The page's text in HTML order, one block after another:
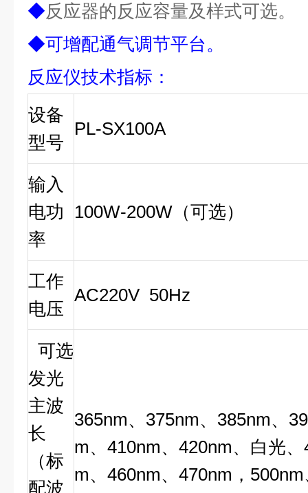
◆反应器的反应容量及样式可选。
◆可增配通气调节平台。
反应仪技术指标 ：
设备
型号
PL-SX100A
输入
电功
率
100W-200W（可选）
工作
电压
AC220V 50Hz
可选
发光
主波
长
（标
配波
365nm、375nm、385nm、
m、410nm、420nm、白光
m、460nm、470nm，